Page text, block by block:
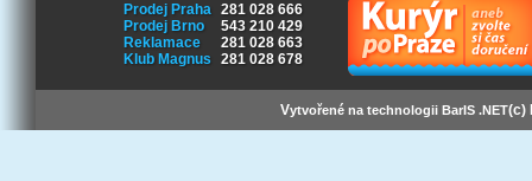
Prodej Praha 281 028 666
Prodej Brno
543 210 429
Reklamace
281 028 663
Klub Magnus
281 028 678
Vytvořené na technologii BarIS .NET(c)